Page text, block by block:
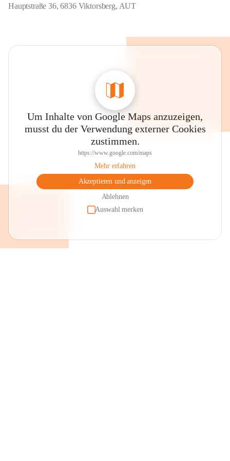
Hauptstraße 36, 6836 Viktorsberg, AUT
Um Inhalte von Google Maps anzuzeigen,
musst du der Verwendung externer Cookies
zustimmen.
https://www.google.com/maps
Mehr erfahren
Akzeptieren und anzeigen
Ablehnen
Auswahl merken